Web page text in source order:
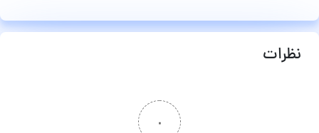
نظرات
۰